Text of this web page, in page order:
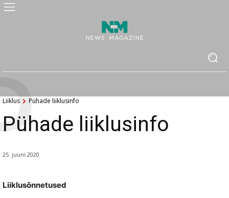
Liiklus Pühade liiklusinfo
Pühade liiklusinfo
25. juuni 2020
Liiklusõnnetused